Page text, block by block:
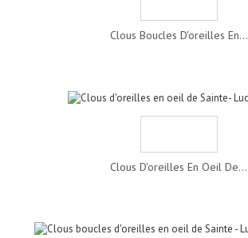
Clous Boucles D'oreilles En...
Clous D'oreilles En Oeil De...